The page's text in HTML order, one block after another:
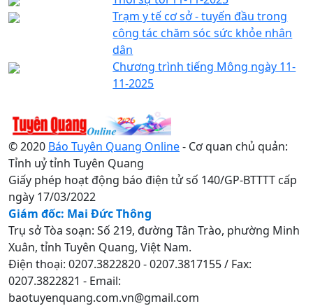
Trạm y tế cơ sở - tuyến đầu trong
công tác chăm sóc sức khỏe nhân
dân
Chương trình tiếng Mông ngày 11-
11-2025
© 2020 Báo Tuyên Quang Online- Cơ quan chủ quản:
Tỉnh uỷ tỉnh Tuyên Quang
Giấy phép hoạt động báo điện tử số 140/GP-BTTTT cấp
ngày 17/03/2022
Giám đốc: Mai Đức Thông
Trụ sở Tòa soạn: Số 219, đường Tân Trào, phường Minh
Xuân, tỉnh Tuyên Quang, Việt Nam.
Điện thoại: 0207.3822820 - 0207.3817155 / Fax:
0207.3822821 - Email:
baotuyenquang.com.vn@gmail.com